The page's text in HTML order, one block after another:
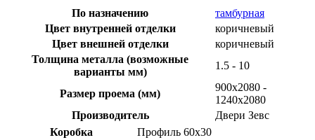
По назначению
тамбурная
Цвет внутренней отделки
коричневый
Цвет внешней отделки
коричневый
Толщина металла (возможные
варианты мм)
1.5 - 10
Размер проема (мм)
900х2080 -
1240х2080
Производитель
Двери Зевс
Коробка
Профиль 60х30